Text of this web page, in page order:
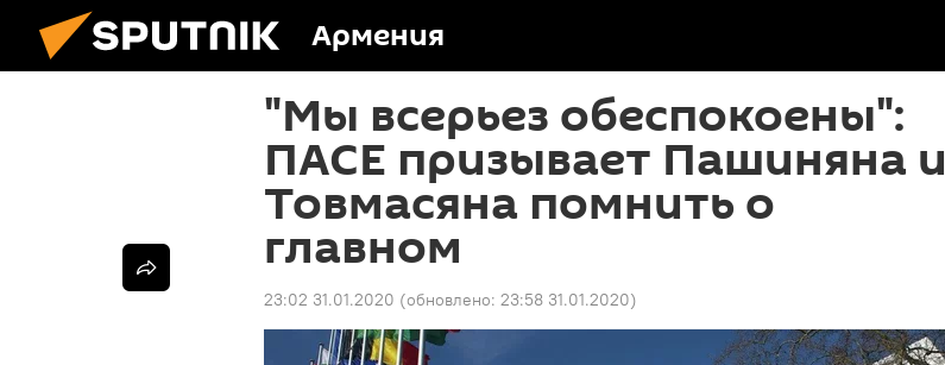
Армения
"Мы всерьез обеспокоены":
ПАСЕ призывает Пашиняна и
Товмасяна помнить о
главном
23:02 31.01.2020 (обновлено: 23:58 31.01.2020)